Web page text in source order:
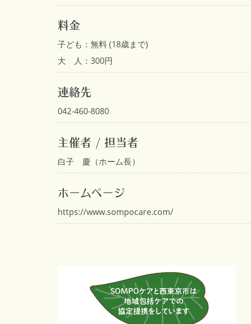
料金
子ども：無料 (18歳まで)
大 人：300円
連絡先
042-460-8080
主催者 / 担当者
白子 慶（ホーム長）
ホームページ
https://www.sompocare.com/